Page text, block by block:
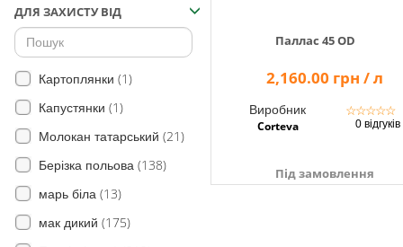
733 0
+38 (093) 733
733 0
info@hectare.ua
ДЛЯ ЗАХИСТУ ВІД
Картоплянки (1)
Капустянки (1)
Молокан татарський (21)
Берізка польова (138)
марь біла (13)
мак дикий (175)
Паллас 45 OD
2,160.00 грн / л
Виробник
Corteva
☆☆☆☆☆
0 відгуків
Під замовлення